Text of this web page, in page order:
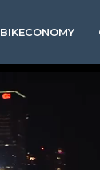
BIKECONOMY